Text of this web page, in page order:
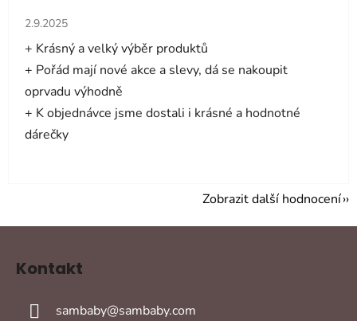
Hodnocení obchodu je 5 z 5 hvězdiček.
2.9.2025
+ Krásný a velký výběr produktů
+ Pořád mají nové akce a slevy, dá se nakoupit
oprvadu výhodně
+ K objednávce jsme dostali i krásné a hodnotné
dárečky
Zobrazit další hodnocení
Kontakt
sambaby@sambaby.com